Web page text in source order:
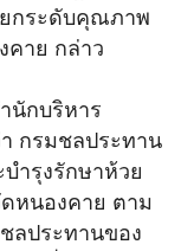
กระดับคุณภาพ
คาย กล่าว
นักบริหาร
กรมชลประทาน
ำรุงรักษาห้วย
หนองคาย ตาม
ลประทานของ